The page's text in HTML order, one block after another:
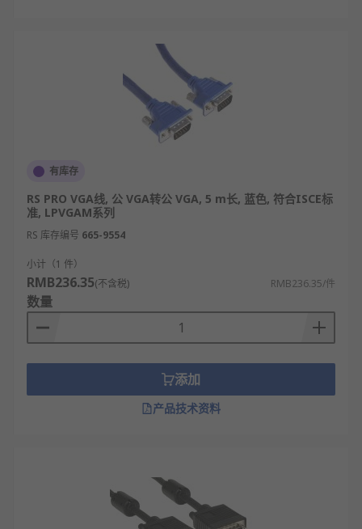
支持分辨率：最高支持1920×1080@60Hz分辨
投影仪、会议设备视频信号传输。
教育领域：多媒体教室电脑与电子白板连接、
实验室设备数据画面显示。
头后端显示设备信号传输。
工控领域：工业电脑与工控显示屏连接、自动
化生产线设备参数画面呈现。
商业展示领域：商场广告机、展会展台设备的
VGA线品牌
行VGA线批发从而满足不同的应用场景需求。
有库存
RS PRO VGA线, 公 VGA转公 VGA, 5 m长, 蓝色, 符合ISCE标
准, LPVGAM系列
RS 库存编号 665-9554
小计（1 件）
RMB236.35(不含税) RMB236.35/件
数量
添加
产品技术资料